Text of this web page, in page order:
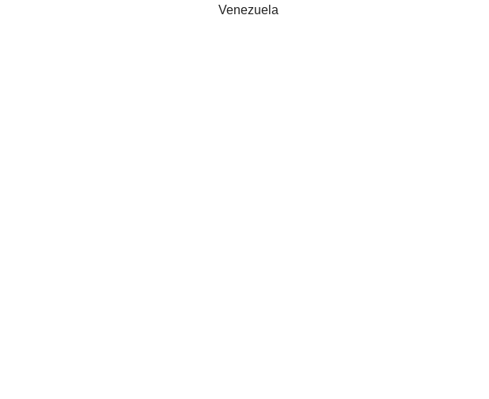
Venezuela